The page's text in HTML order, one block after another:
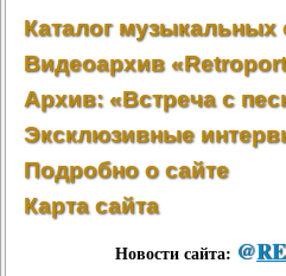
Каталог музыкальных
Видеоархив
Архив: «Встреча с
Эксклюзивные
Подробно о сайте
Карта сайта
Новости сайта: @